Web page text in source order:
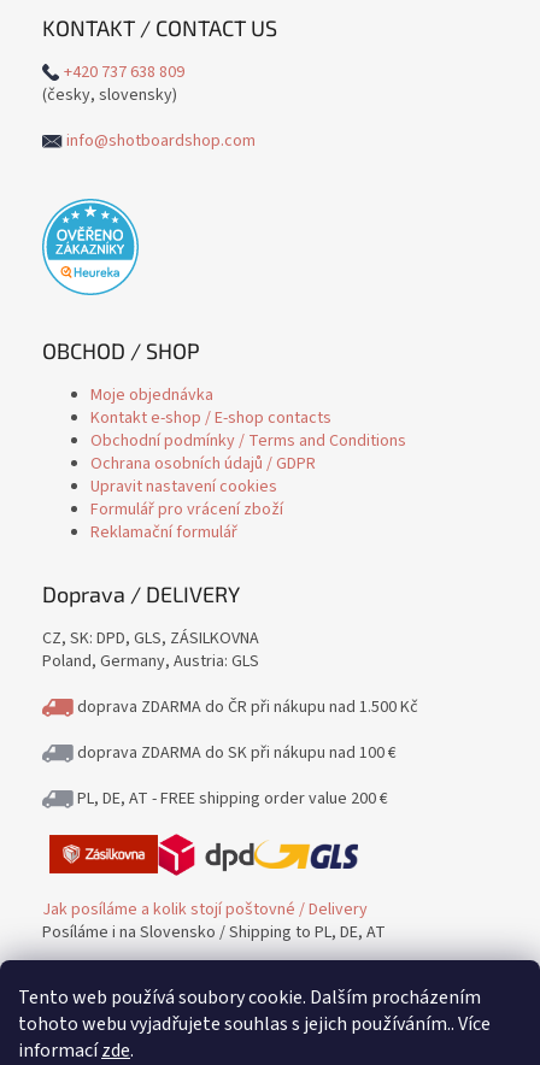
Tento web používá soubory cookie. Dalším procházením
tohoto webu vyjadřujete souhlas s jejich používáním.. Více
informacízde.
KONTAKT / CONTACT US
+420 737 638 809
(česky, slovensky)
info@shotboardshop.com
OBCHOD / SHOP
Moje objednávka
Kontakt e-shop / E-shop contacts
Obchodní podmínky / Terms and Conditions
Ochrana osobních údajů / GDPR
Upravit nastavení cookies
Formulář pro vrácení zboží
Reklamační formulář
Doprava / DELIVERY
CZ, SK: DPD, GLS, ZÁSILKOVNA
Poland, Germany, Austria: GLS
doprava ZDARMA do ČR při nákupu nad 1.500 Kč
doprava ZDARMA do SK při nákupu nad 100 €
PL, DE, AT - FREE shipping order value 200 €
Jak posíláme a kolik stojí poštovné / Delivery
Posíláme i na Slovensko / Shipping to PL, DE, AT
Platba / PAYMENT